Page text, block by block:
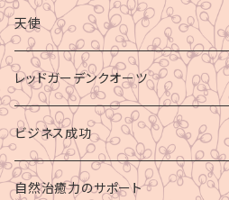
天使
レッドガーデンクオーツ
ビジネス成功
自然治癒力のサポート